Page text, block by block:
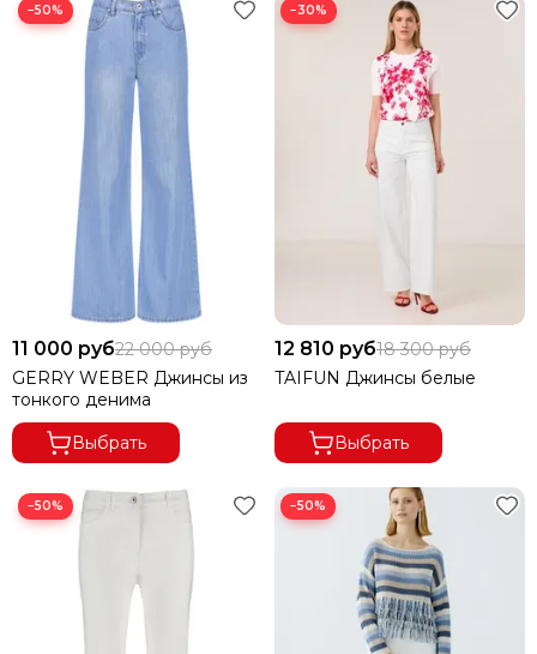
−50%
11 000 руб22 000 руб
GERRY WEBER Джинсы из
тонкого денима
Выбрать
−30%
12 810 руб18 300 руб
TAIFUN Джинсы белые
Выбрать
−50% −50%